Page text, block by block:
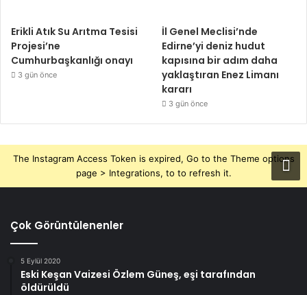
Erikli Atık Su Arıtma Tesisi
Projesi’ne
Cumhurbaşkanlığı onayı
3 gün önce
İl Genel Meclisi’nde
Edirne’yi deniz hudut
kapısına bir adım daha
yaklaştıran Enez Limanı
kararı
3 gün önce
The Instagram Access Token is expired, Go to the Theme options
page > Integrations, to to refresh it.
Çok Görüntülenenler
5 Eylül 2020
Eski Keşan Vaizesi Özlem Güneş, eşi tarafından
öldürüldü